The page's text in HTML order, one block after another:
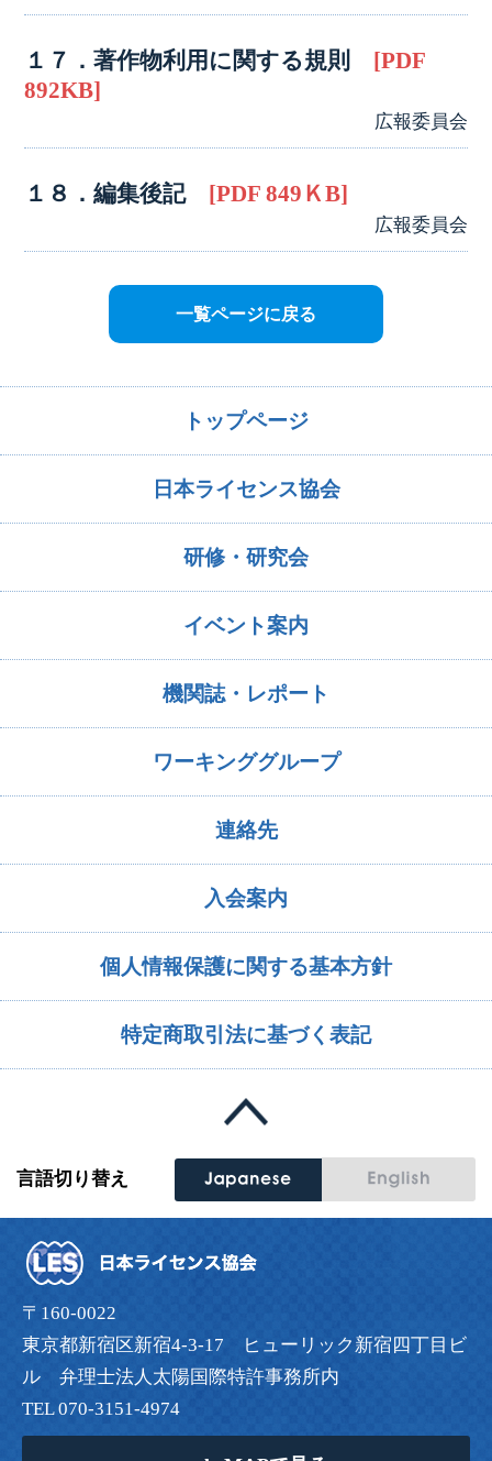
１７．著作物利用に関する規則
[PDF
892KB]
広報委員会
１８．編集後記[PDF 849ＫB]
広報委員会
一覧ページに戻る
トップページ
日本ライセンス協会
研修・研究会
イベント案内
機関誌・レポート
ワーキンググループ
連絡先
入会案内
個人情報保護に関する基本方針
特定商取引法に基づく表記
言語切り替え
〒160-0022
東京都新宿区新宿4-3-17 ヒューリック新宿四丁目ビ
ル 弁理士法人太陽国際特許事務所内
TEL 070-3151-4974